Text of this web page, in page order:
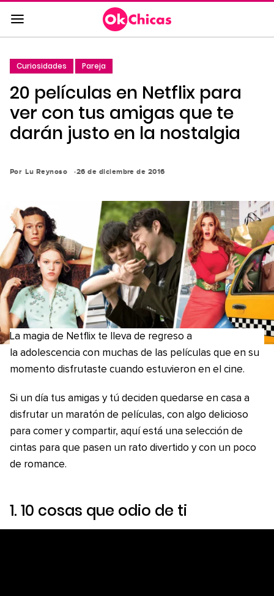
Saltar
al
contenido
a
la
navegación
principal
Curiosidades Pareja
20 películas en Netflix para
ver con tus amigas que te
darán justo en la nostalgia
Por Lu Reynoso 26 de diciembre de 2016
La magia de Netflix te lleva de regreso a
la adolescencia con muchas de las películas que en su
momento disfrutaste cuando estuvieron en el cine.
Si un día tus amigas y tú deciden quedarse en casa a
disfrutar un maratón de películas, con algo delicioso
para comer y compartir, aquí está una selección de
cintas para que pasen un rato divertido y con un poco
de romance.
1. 10 cosas que odio de ti